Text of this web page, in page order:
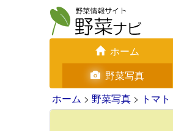
ホーム
野菜写真
ホーム > 野菜写真 > トマト